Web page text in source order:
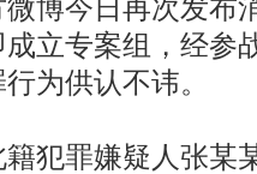
今日再次发布
立专案组，经参
为供认不讳。
罪嫌疑人张某